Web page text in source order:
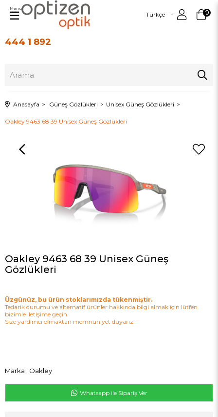
444 1 892
Türkçe 0
Menu
Anasayfa Güneş Gözlükleri Unisex Güneş Gözlükleri
Oakley 9463 68 39 Unisex Güneş Gözlükleri
Oakley 9463 68 39 Unisex Güneş
Gözlükleri
Üzgünüz, bu ürün stoklarımızda tükenmiştir.
Tedarik durumu ve alternatif ürünler hakkında bilgi almak için lütfen
bizimle iletişime geçin.
Size yardımcı olmaktan memnuniyet duyarız.
Marka : Oakley
Whatsapp ile Sipariş Ver